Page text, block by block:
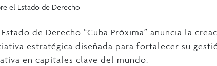
el Estado de Derecho
de Derecho “Cuba Próxima” anuncia la
estratégica diseñada para fortalecer su
en capitales clave del mundo.